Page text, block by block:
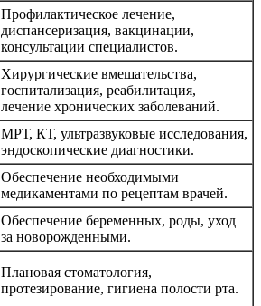
Профилактическое лечение,
диспансеризация, вакцинации,
консультации специалистов.
Хирургические вмешательства,
госпитализация, реабилитация,
лечение хронических заболеваний.
МРТ, КТ, ультразвуковые исследования,
эндоскопические диагностики.
Обеспечение необходимыми
медикаментами по рецептам врачей.
Обеспечение беременных, роды, уход
за новорожденными.
Плановая стоматология,
протезирование, гигиена полости рта.